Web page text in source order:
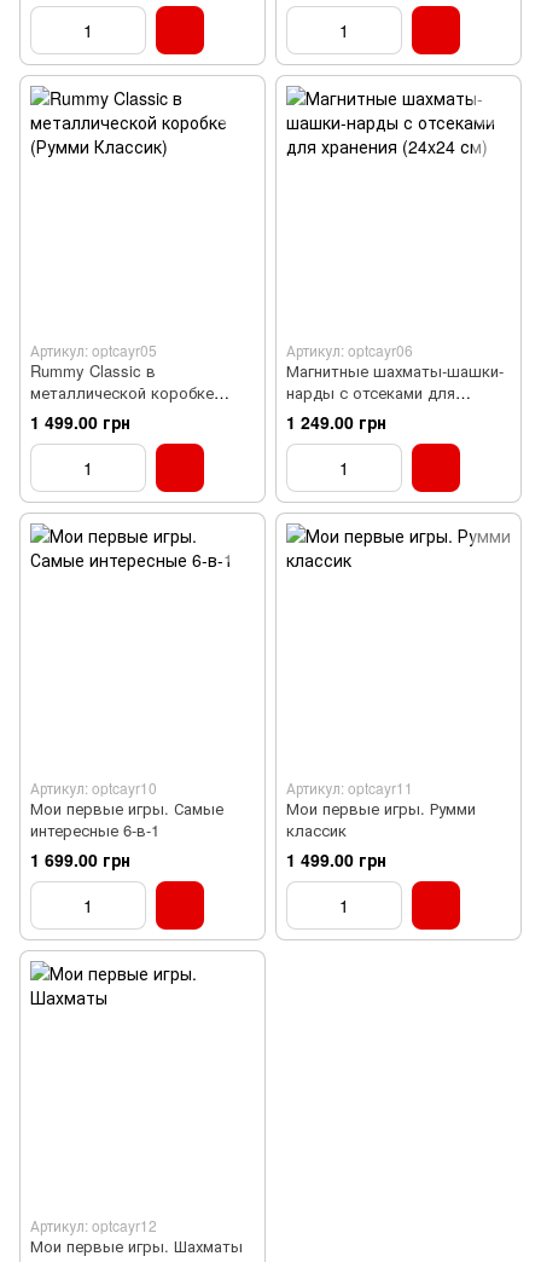
Артикул: optcayr05
Rummy Classic в
металлической коробке
(Румми Классик)
1 499.00 грн
Артикул: optcayr06
Магнитные шахматы-шашки-
нарды с отсеками для
хранения (24x24 см)
1 249.00 грн
Артикул: optcayr10
Мои первые игры. Самые
интересные 6-в-1
1 699.00 грн
Артикул: optcayr11
Мои первые игры. Румми
классик
1 499.00 грн
Артикул: optcayr12
Мои первые игры. Шахматы